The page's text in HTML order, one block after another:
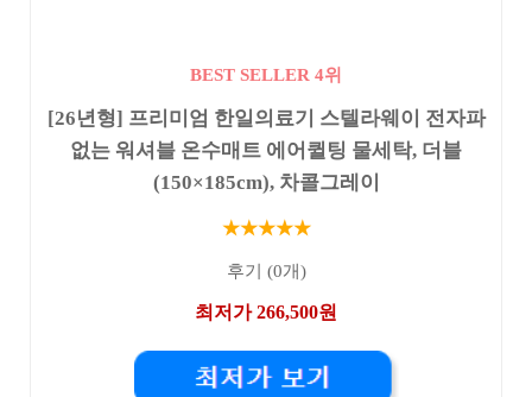
BEST SELLER 4위
[26년형] 프리미엄 한일의료기 스텔라웨이 전자파
없는 워셔블 온수매트 에어퀼팅 물세탁, 더블
(150×185cm), 차콜그레이
★★★★★
후기 (0개)
최저가 266,500원